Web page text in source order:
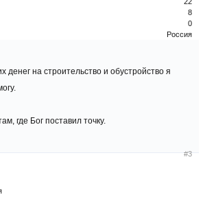
8
0
Россия
денег на строительство и обустройство я
где Бог поставил точку.
#3